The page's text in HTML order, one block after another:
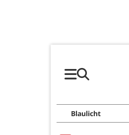
Blaulicht